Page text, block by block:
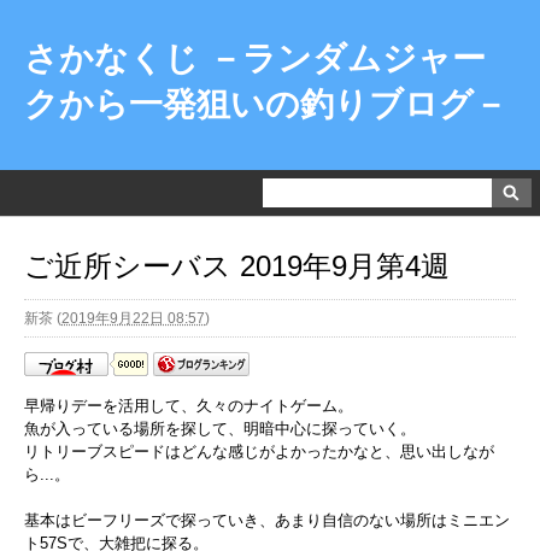
さかなくじ －ランダムジャー
クから一発狙いの釣りブログ－
ご近所シーバス 2019年9月第4週
新茶 (2019年9月22日 08:57)
早帰りデーを活用して、久々のナイトゲーム。
魚が入っている場所を探して、明暗中心に探っていく。
リトリーブスピードはどんな感じがよかったかなと、思い出しなが
ら...。
基本はビーフリーズで探っていき、あまり自信のない場所はミニエン
ト57Sで、大雑把に探る。